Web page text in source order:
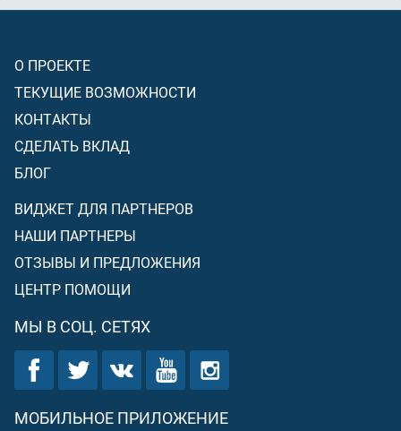
О ПРОЕКТЕ
ТЕКУЩИЕ ВОЗМОЖНОСТИ
КОНТАКТЫ
СДЕЛАТЬ ВКЛАД
БЛОГ
ВИДЖЕТ ДЛЯ ПАРТНЕРОВ
НАШИ ПАРТНЕРЫ
ОТЗЫВЫ И ПРЕДЛОЖЕНИЯ
ЦЕНТР ПОМОЩИ
МЫ В СОЦ. СЕТЯХ
МОБИЛЬНОЕ ПРИЛОЖЕНИЕ